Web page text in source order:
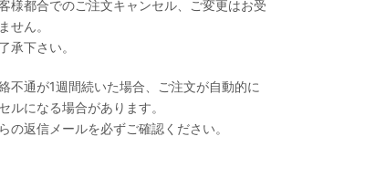
様都合でのご注文キャンセル、ご変更はお受
せん。
承下さい。
不通が1週間続いた場合、ご注文が自動的に
ルになる場合があります。
の返信メールを必ずご確認ください。